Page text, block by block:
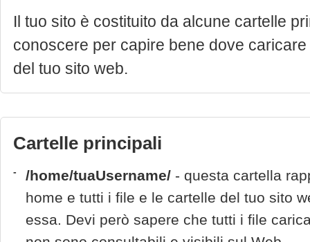
Il tuo sito è costituito da alcune cartelle
conoscere per capire bene dove
del tuo sito web.
Cartelle principali
- /home/tuaUsername/ - questa cartella
home e tutti i file e le cartelle del tuo sito
essa. Devi però sapere che tutti i file